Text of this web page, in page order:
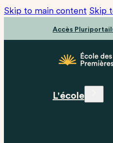
Skip to main content Skip
Accès
L'école